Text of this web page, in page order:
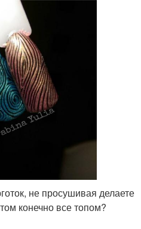
не просушивая делаете
конечно все топом?